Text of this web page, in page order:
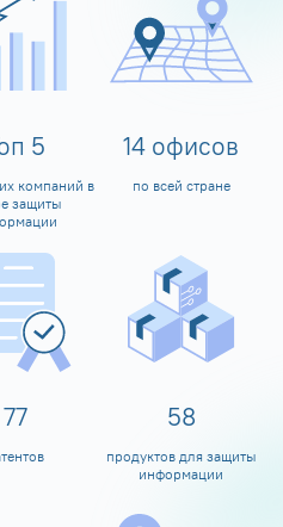
5
компаний в
защиты
14 офисов
по всей стране
80 60
продуктов для защиты
информации